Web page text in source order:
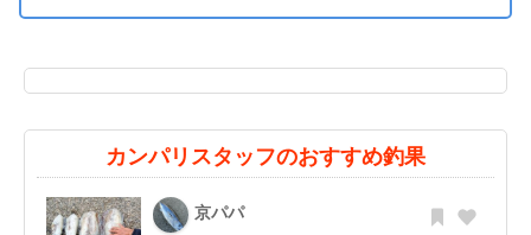
カンパリスタッフのおすすめ釣果
京パパ